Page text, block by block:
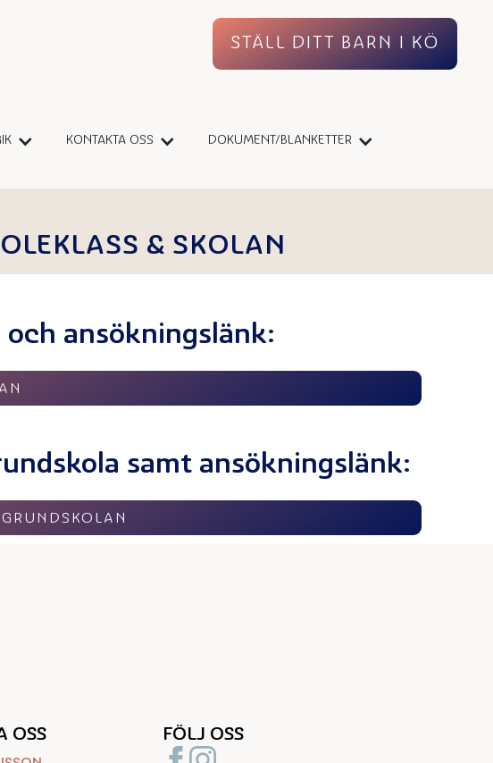
STÄLL DITT BARN I KÖ
KONTAKTA OSS DOKUMENT/BLANKETTER
& SKOLAN
ansökningslänk:
samt ansökningslänk:
OSS FÖLJ OSS